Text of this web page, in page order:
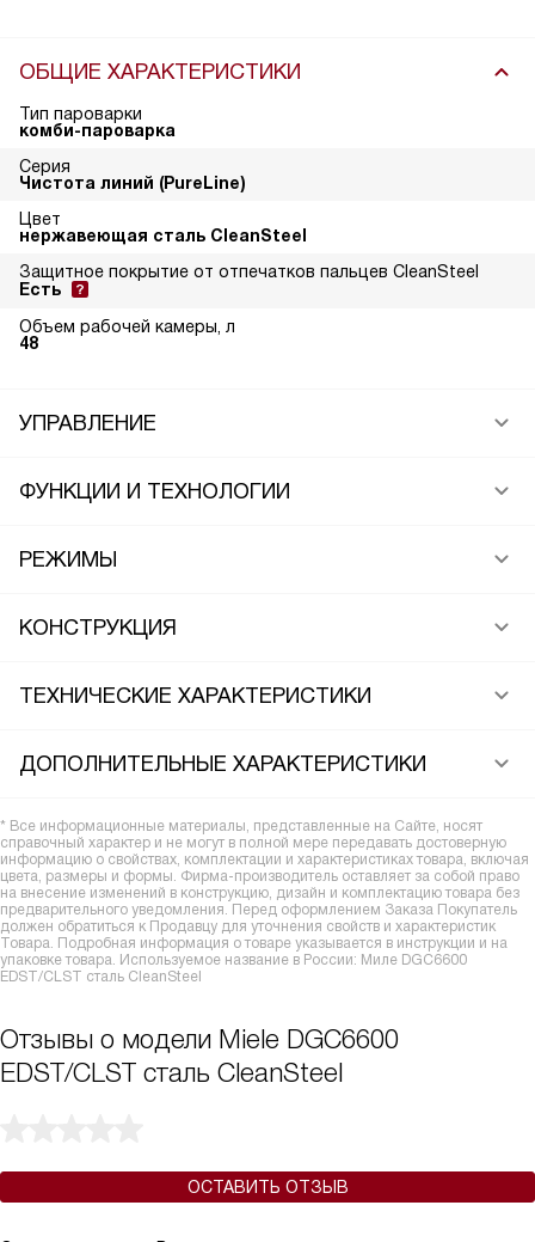
ОБЩИЕ ХАРАКТЕРИСТИКИ
Тип пароварки
комби-пароварка
Серия
Чистота линий (PureLine)
Цвет
нержавеющая сталь CleanSteel
Защитное покрытие от отпечатков пальцев CleanSteel
Есть
Объем рабочей камеры, л
48
УПРАВЛЕНИЕ
ФУНКЦИИ И ТЕХНОЛОГИИ
РЕЖИМЫ
КОНСТРУКЦИЯ
ТЕХНИЧЕСКИЕ ХАРАКТЕРИСТИКИ
ДОПОЛНИТЕЛЬНЫЕ ХАРАКТЕРИСТИКИ
* Все информационные материалы, представленные на Сайте, носят
справочный характер и не могут в полной мере передавать достоверную
информацию о свойствах, комплектации и характеристиках товара, включая
цвета, размеры и формы. Фирма-производитель оставляет за собой право
на внесение изменений в конструкцию, дизайн и комплектацию товара без
предварительного уведомления. Перед оформлением Заказа Покупатель
должен обратиться к Продавцу для уточнения свойств и характеристик
Товара. Подробная информация о товаре указывается в инструкции и на
упаковке товара. Используемое название в России: Миле DGC6600
EDST/CLST сталь CleanSteel
Отзывы о модели Miele DGC6600
EDST/CLST сталь CleanSteel
ОСТАВИТЬ ОТЗЫВ